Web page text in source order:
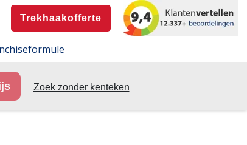
Trekhaakofferte
Zoek zonder kenteken